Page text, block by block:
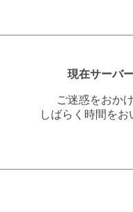
現在サーバ
ご迷惑をおか
しばらく時間を